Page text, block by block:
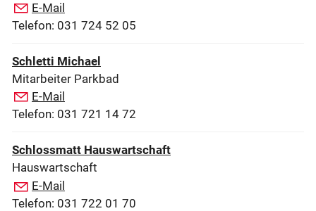
E-Mail
Telefon: 031 724 52 05
Schletti Michael
Mitarbeiter Parkbad
E-Mail
Telefon: 031 721 14 72
Schlossmatt Hauswartschaft
Hauswartschaft
E-Mail
Telefon: 031 722 01 70